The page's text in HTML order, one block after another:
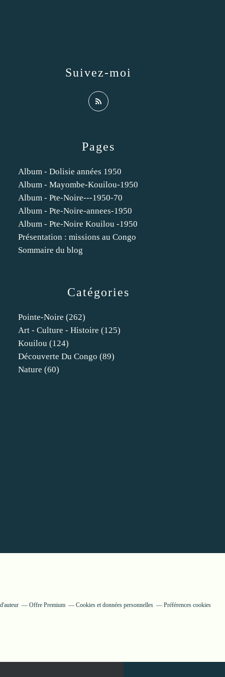
Catégories
Pointe-Noire (262)
Art - Culture - Histoire (125)
Kouilou (124)
Découverte Du Congo (89)
Nature (60)
Pages
Album - Dolisie années 1950
Album - Mayombe-Kouilou-1950
Album - Pte-Noire---1950-70
Album - Pte-Noire-annees-1950
Album - Pte-Noire Kouilou -1950
Présentation : missions au Congo
Sommaire du blog
Suivez-moi
Offre Premium Cookies et données personnelles Préférences cookies